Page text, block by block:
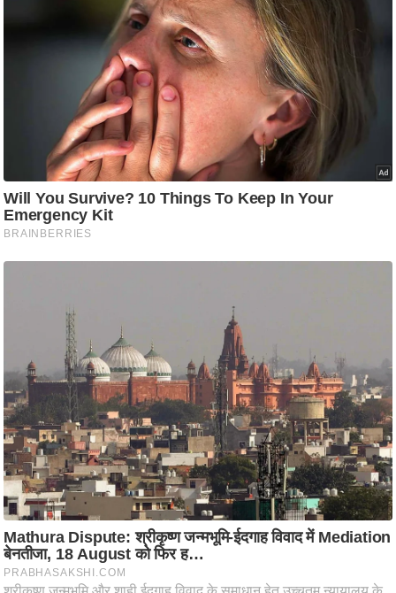
सा
म
यि
क
मि
स्तं
भ
ए
म
.
आ
र
.
आ